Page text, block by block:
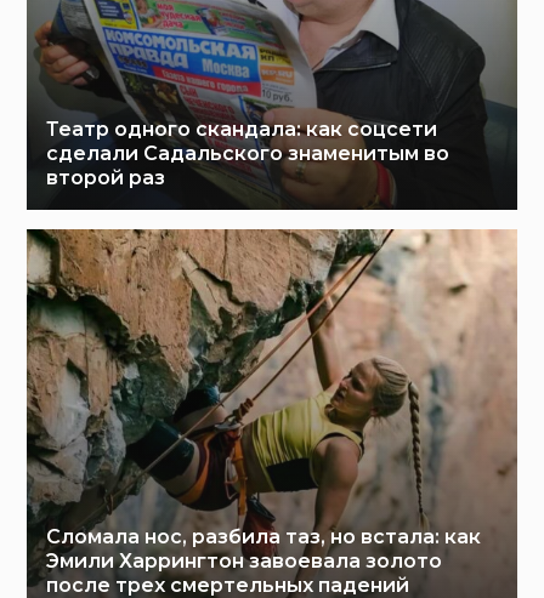
Театр одного скандала: как соцсети
сделали Садальского знаменитым во
второй раз
Сломала нос, разбила таз, но встала: как
Эмили Харрингтон завоевала золото
после трех смертельных падений